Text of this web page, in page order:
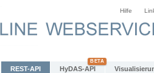
Hilfe
REST-API HyDAS-API